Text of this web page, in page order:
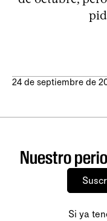
24 de septiembre de
Nuestro
Si ya